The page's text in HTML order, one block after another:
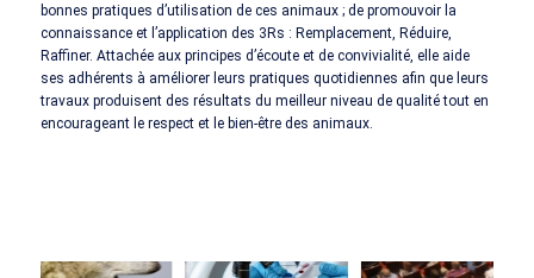
bonnes pratiques d’utilisation de ces animaux ; de promouvoir la
connaissance et l’application des 3Rs : Remplacement, Réduire,
Raffiner. Attachée aux principes d’écoute et de convivialité, elle aide
ses adhérents à améliorer leurs pratiques quotidiennes afin que leurs
travaux produisent des résultats du meilleur niveau de qualité tout en
encourageant le respect et le bien-être des animaux.